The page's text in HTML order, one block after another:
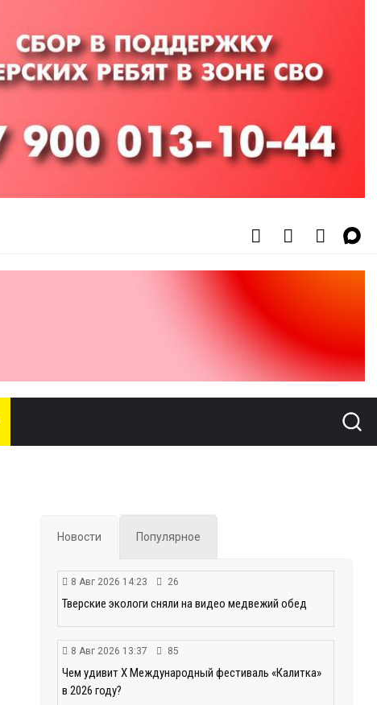
Новости Популярное
8 Авг 2026 14:23 26
Тверские экологи сняли на видео медвежий обед
8 Авг 2026 13:37 85
Чем удивит X Международный фестиваль «Калитка»
в 2026 году?